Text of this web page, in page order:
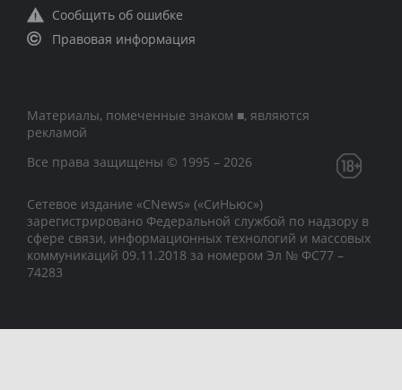
Сообщить об ошибке
Правовая информация
Материалы, помеченные знаком ■, являются
рекламой
Все права защищены © 1995 – 2026
Сетевое издание «CNews» («СиНьюс»)
зарегистрировано Федеральной службой по надзору в
сфере связи, информационных технологий и массовых
коммуникаций 09.11.2018 за номером Эл № ФС77 –
74283